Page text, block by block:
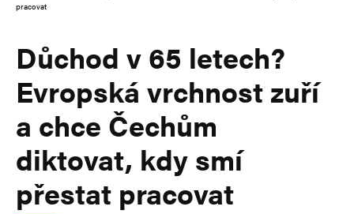
pracovat
Důchod v 65 letech?
Evropská vrchnost zuří
a chce Čechům
diktovat, kdy smí
přestat pracovat